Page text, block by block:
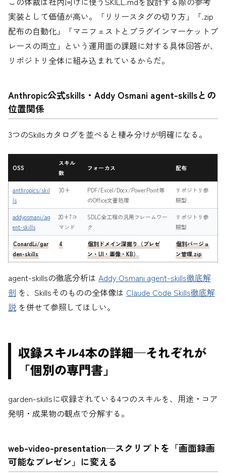
実装として価値が高い。「リリースタグの切り方」「.zip
配布の自動化」「マニフェストとプラグインマーケットプ
レースの両立」という運用面の課題に対する具体回答が、
リポジトリ全体に組み込まれているからだ。
Anthropic公式skills・Addy Osmani agent-skillsとの
位置関係
3つのSkillsカタログを並べると棲み分けが明確になる。
OSS
スキル
数
フォーカス 配布
anthropics/skil
ls
30+
PDF/Excel/Docx/PowerPoint等
のOffice文書処理
リポジトリ参
照型
addyosmani/ag
ent-skills
20+7コ
マンド
SDLC全工程の汎用フレームワー
ク
リポジトリ参
照型
ConardLi/gar
den-skills
4
個別ドメイン深掘り（プレゼ
ン・UI・画像・KB）
個別バージョ
ン管理.zip
agent-skillsの徹底分析は Addy Osmani agent-skills徹底解
剖 を、Skillsそのものの全体像は Claude Code Skills徹底解
説を併せて参照してほしい。
収録スキル4本の詳細—それぞれが
「個別の専門書」
garden-skillsに収録されている4つのスキルを、用途・コア
発明・成果物の観点で分解する。
web-video-presentation—スクリプトを「画面録画
可能なプレゼン」に変える